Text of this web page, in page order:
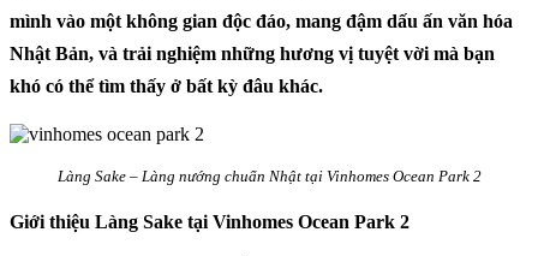
mình vào một không gian độc đáo, mang đậm dấu ấn văn hóa
Nhật Bản, và trải nghiệm những hương vị tuyệt vời mà bạn
khó có thể tìm thấy ở bất kỳ đâu khác.
Làng Sake – Làng nướng chuẩn Nhật tại Vinhomes Ocean Park 2
Giới thiệu Làng Sake tại Vinhomes Ocean Park 2